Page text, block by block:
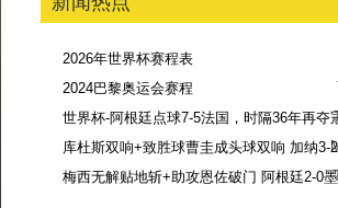
2026年世界杯赛程表
2024巴黎奥运会赛程
库杜斯双响+致胜球曹圭成头球双响 加纳3-